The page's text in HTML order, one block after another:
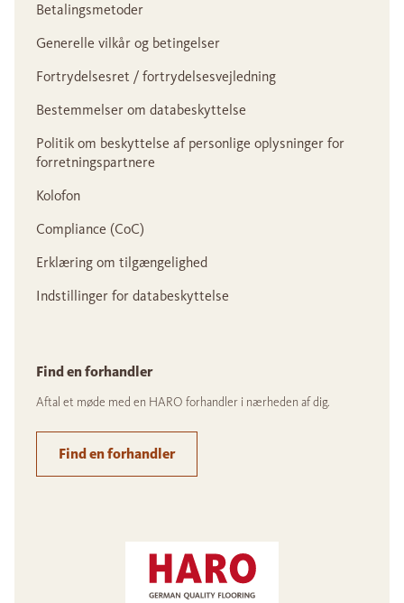
Betalingsmetoder
Generelle vilkår og betingelser
Fortrydelsesret / fortrydelsesvejledning
Bestemmelser om databeskyttelse
Politik om beskyttelse af personlige oplysninger for
forretningspartnere
Kolofon
Compliance (CoC)
Erklæring om tilgængelighed
Indstillinger for databeskyttelse
Find en forhandler
Aftal et møde med en HARO forhandler i nærheden af dig.
Find en forhandler